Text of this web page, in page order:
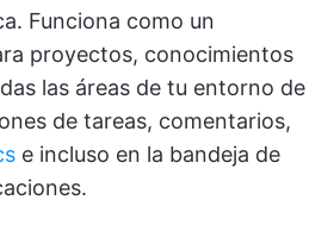
Funciona como un
proyectos, conocimientos
las áreas de tu entorno de
de tareas, comentarios,
e incluso en la bandeja de